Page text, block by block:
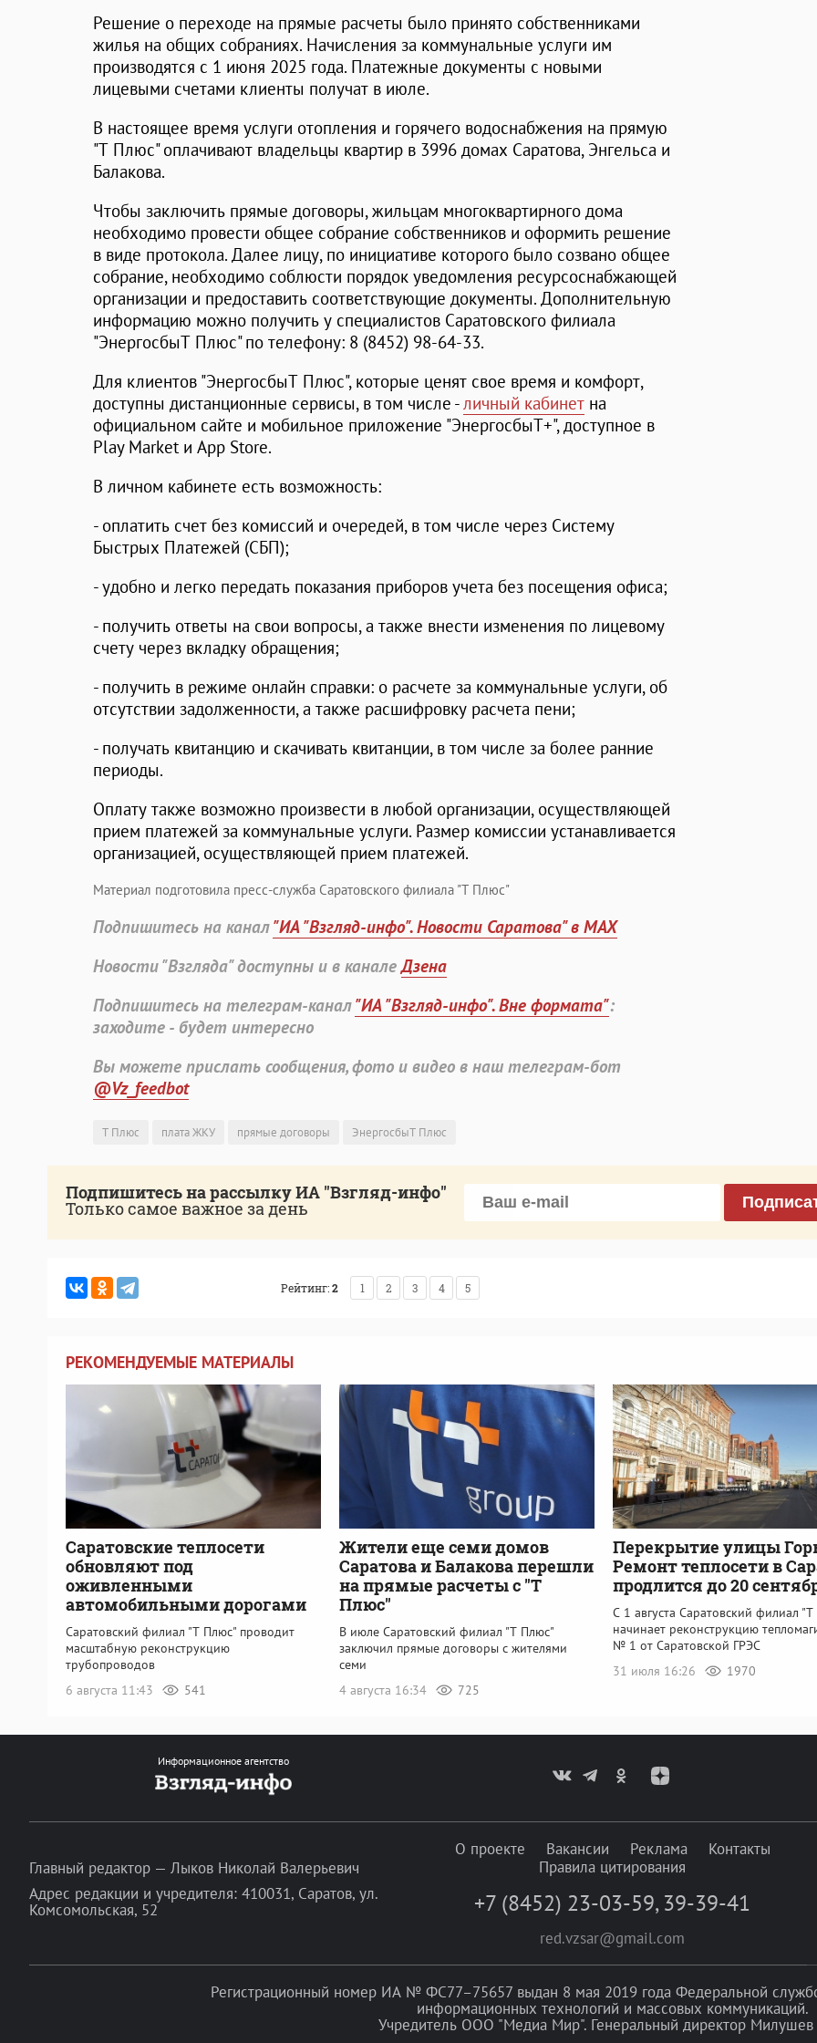
Решение о переходе на прямые расчеты было принято собственниками
жилья на общих собраниях. Начисления за коммунальные услуги им
производятся с 1 июня 2025 года. Платежные документы с новыми
лицевыми счетами клиенты получат в июле.
В настоящее время услуги отопления и горячего водоснабжения на прямую
"Т Плюс" оплачивают владельцы квартир в 3996 домах Саратова, Энгельса и
Балакова.
Чтобы заключить прямые договоры, жильцам многоквартирного дома
необходимо провести общее собрание собственников и оформить решение
в виде протокола. Далее лицу, по инициативе которого было созвано общее
собрание, необходимо соблюсти порядок уведомления ресурсоснабжающей
организации и предоставить соответствующие документы. Дополнительную
информацию можно получить у специалистов Саратовского филиала
"ЭнергосбыТ Плюс" по телефону: 8 (8452) 98-64-33.
Для клиентов "ЭнергосбыТ Плюс", которые ценят свое время и комфорт,
доступны дистанционные сервисы, в том числе -личный кабинет на
официальном сайте и мобильное приложение "ЭнергосбыТ+", доступное в
Play Маrket и App Store.
В личном кабинете есть возможность:
- оплатить счет без комиссий и очередей, в том числе через Систему
Быстрых Платежей (СБП);
- удобно и легко передать показания приборов учета без посещения офиса;
- получить ответы на свои вопросы, а также внести изменения по лицевому
счету через вкладку обращения;
- получить в режиме онлайн справки: о расчете за коммунальные услуги, об
отсутствии задолженности, а также расшифровку расчета пени;
- получать квитанцию и скачивать квитанции, в том числе за более ранние
периоды.
Оплату также возможно произвести в любой организации, осуществляющей
прием платежей за коммунальные услуги. Размер комиссии устанавливается
организацией, осуществляющей прием платежей.
Материал подготовила пресс-служба Саратовского филиала "Т Плюс"
Подпишитесь на канал"ИА "Взгляд-инфо". Новости Саратова" в MAX
Новости "Взгляда" доступны и в каналеДзена
Подпишитесь на телеграм-канал"ИА "Взгляд-инфо". Вне формата":
заходите - будет интересно
Вы можете прислать сообщения, фото и видео в наш телеграм-бот
@Vz_feedbot
Т Плюс плата ЖКУ прямые договоры ЭнергосбыТ Плюс
Подпишитесь на рассылку ИА "Взгляд-инфо"
Только самое важное за день
Рейтинг:2 1 2 3 4 5
РЕКОМЕНДУЕМЫЕ МАТЕРИАЛЫ
Саратовские теплосети
обновляют под
оживленными
автомобильными дорогами
Саратовский филиал "Т Плюс" проводит
масштабную реконструкцию
трубопроводов
6 августа 11:43
541
Жители еще семи домов
Саратова и Балакова перешли
на прямые расчеты с "Т
Плюс"
В июле Саратовский филиал "Т Плюс"
заключил прямые договоры с жителями
семи
4 августа 16:34
725
Перекрытие улицы
Ремонт теплосети в
продлится до 20
С 1 августа Саратовский филиал
начинает реконструкцию
№ 1 от Саратовской ГРЭС
31 июля 16:26
1970
Информационное агентство
Главный редактор — Лыков Николай Валерьевич
Адрес редакции и учредителя: 410031, Саратов, ул.
Комсомольская, 52
О проекте Вакансии Реклама
Контакты
Правила цитирования
+7 (8452) 23-03-59, 39-39-41
red.vzsar@gmail.com
Регистрационный номер ИА № ФС77–75657 выдан 8 мая 2019 года Федеральной
информационных технологий и массовых коммуникаций.
Учредитель ООО "Медиа Мир". Генеральный директор